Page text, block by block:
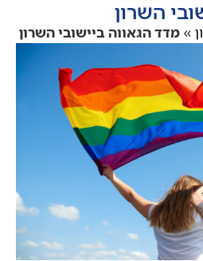
השרון
» מדד הגאווה ביישובי השרון